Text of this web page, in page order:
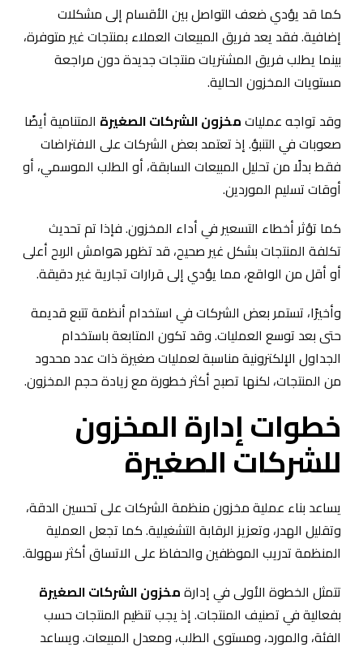
كما قد يؤدي ضعف التواصل بين الأقسام إلى مشكلات
إضافية. فقد يعد فريق المبيعات العملاء بمنتجات غير متوفرة،
بينما يطلب فريق المشتريات منتجات جديدة دون مراجعة
مستويات المخزون الحالية.
وقد تواجه عملياتمخزون الشركات الصغيرة المتنامية أيضًا
صعوبات في التنبؤ. إذ تعتمد بعض الشركات على الافتراضات
فقط بدلًا من تحليل المبيعات السابقة، أو الطلب الموسمي، أو
أوقات تسليم الموردين.
كما تؤثر أخطاء التسعير في أداء المخزون. فإذا تم تحديث
تكلفة المنتجات بشكل غير صحيح، قد تظهر هوامش الربح أعلى
أو أقل من الواقع، مما يؤدي إلى قرارات تجارية غير دقيقة.
وأخيرًا، تستمر بعض الشركات في استخدام أنظمة تتبع قديمة
حتى بعد توسع العمليات. وقد تكون المتابعة باستخدام
الجداول الإلكترونية مناسبة لعمليات صغيرة ذات عدد محدود
من المنتجات، لكنها تصبح أكثر خطورة مع زيادة حجم المخزون.
خطوات إدارة المخزون
للشركات الصغيرة
يساعد بناء عملية مخزون منظمة الشركات على تحسين الدقة،
وتقليل الهدر، وتعزيز الرقابة التشغيلية. كما تجعل العملية
المنظمة تدريب الموظفين والحفاظ على الاتساق أكثر سهولة.
تتمثل الخطوة الأولى في إدارةمخزون الشركات الصغيرة
بفعالية في تصنيف المنتجات. إذ يجب تنظيم المنتجات حسب
الفئة، والمورد، ومستوى الطلب، ومعدل المبيعات. ويساعد